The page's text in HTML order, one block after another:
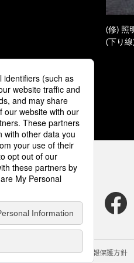
(修) 照
(下り
クッキーポリシー 個人情報保護方針